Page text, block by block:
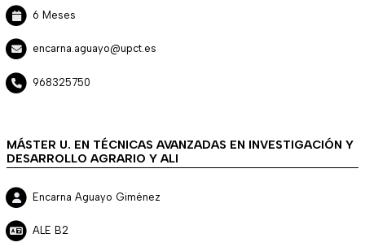
6 Meses
encarna.aguayo@upct.es
968325750
MÁSTER U. EN TÉCNICAS AVANZADAS EN INVESTIGACIÓN Y
DESARROLLO AGRARIO Y ALI
Encarna Aguayo Giménez
ALE B2